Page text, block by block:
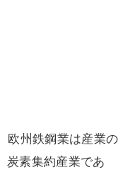
欧州鉄鋼業は産業の
炭素集約産業であ